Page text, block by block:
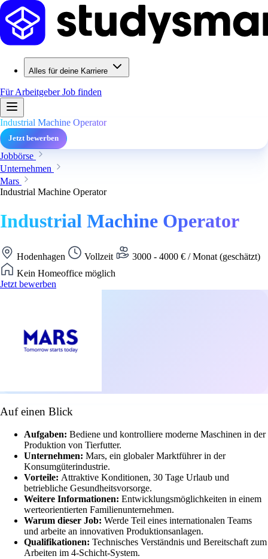
Alles für deine Karriere
Für ArbeitgeberJob finden
Industrial Machine Operator
Jetzt bewerben
Jobbörse
Unternehmen
Mars
Industrial Machine Operator
Industrial Machine Operator
Hodenhagen Vollzeit
3000 - 4000 € / Monat (geschätzt)
Kein Homeoffice möglich
Jetzt bewerben
Auf einen Blick
Aufgaben: Bediene und kontrolliere moderne Maschinen in der
Produktion von Tierfutter.
Unternehmen: Mars, ein globaler Marktführer in der
Konsumgüterindustrie.
Vorteile: Attraktive Konditionen, 30 Tage Urlaub und
betriebliche Gesundheitsvorsorge.
Weitere Informationen: Entwicklungsmöglichkeiten in einem
werteorientierten Familienunternehmen.
Warum dieser Job: Werde Teil eines internationalen Teams
und arbeite an innovativen Produktionsanlagen.
Qualifikationen: Technisches Verständnis und Bereitschaft zum
Arbeiten im 4-Schicht-System.